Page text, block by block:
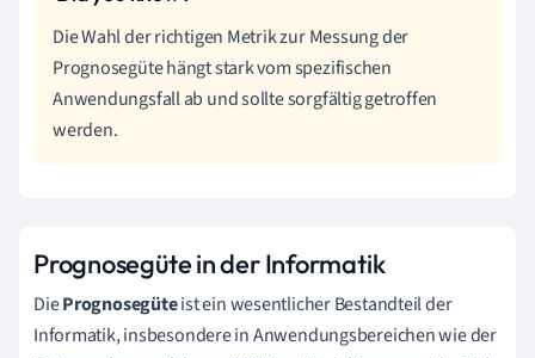
Die Wahl der richtigen Metrik zur Messung der
Prognosegüte hängt stark vom spezifischen
Anwendungsfall ab und sollte sorgfältig getroffen
werden.
Prognosegüte in der Informatik
DiePrognosegüteist ein wesentlicher Bestandteil der
Informatik, insbesondere in Anwendungsbereichen wie der